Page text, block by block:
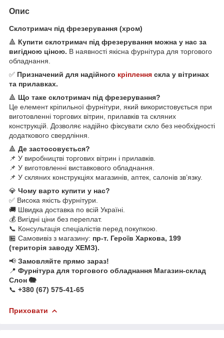
Опис
Склотримач під фрезерування (хром)
🔺 Купити склотримач під фрезерування можна у нас за
вигідною ціною. В наявності якісна фурнітура для торгового
обладнання.
✅ Призначений для надійного кріплення скла у вітринах
та прилавках.
🔺 Що таке склотримач під фрезерування?
Це елемент кріпильної фурнітури, який використовується при
виготовленні торгових вітрин, прилавків та скляних
конструкцій. Дозволяє надійно фіксувати скло без необхідності
додаткового свердління.
🔺 Де застосовується?
📌 У виробництві торгових вітрин і прилавків.
📌 У виготовленні виставкового обладнання.
📌 У скляних конструкціях магазинів, аптек, салонів зв’язку.
💎 Чому варто купити у нас?
✅ Висока якість фурнітури.
🚚 Швидка доставка по всій Україні.
💰 Вигідні ціни без переплат.
📞 Консультація спеціалістів перед покупкою.
🏪 Самовивіз з магазину: пр-т. Героїв Харкова, 199
(територія заводу ХЕМЗ).
📢 Замовляйте прямо зараз!
📍 Фурнітура для торгового обладнання Магазин-склад
Слон 🐘
📞 +380 (67) 575-41-65
Приховати